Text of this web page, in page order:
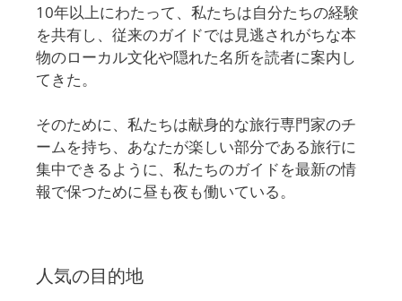
10年以上にわたって、私たちは自分たちの経験
を共有し、従来のガイドでは見逃されがちな本
物のローカル文化や隠れた名所を読者に案内し
てきた。
そのために、私たちは献身的な旅行専門家のチ
ームを持ち、あなたが楽しい部分である旅行に
集中できるように、私たちのガイドを最新の情
報で保つために昼も夜も働いている。
人気の目的地